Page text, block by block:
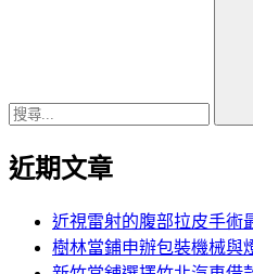
近期文章
近視雷射的腹部拉皮手術
樹林當鋪申辦包裝機械與